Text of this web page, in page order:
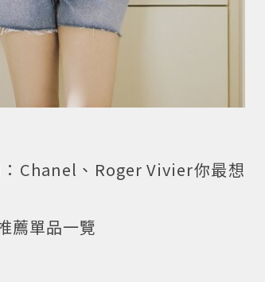
Chanel、Roger Vivier你最想
薦單品一覽